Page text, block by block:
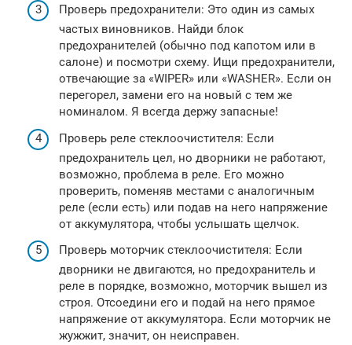
Проверь предохранители: Это один из самых
частых виновников. Найди блок
предохранителей (обычно под капотом или в
салоне) и посмотри схему. Ищи предохранители,
отвечающие за «WIPER» или «WASHER». Если он
перегорел, замени его на новый с тем же
номиналом. Я всегда держу запасные!
Проверь реле стеклоочистителя: Если
предохранитель цел, но дворники не работают,
возможно, проблема в реле. Его можно
проверить, поменяв местами с аналогичным
реле (если есть) или подав на него напряжение
от аккумулятора, чтобы услышать щелчок.
Проверь моторчик стеклоочистителя: Если
дворники не двигаются, но предохранитель и
реле в порядке, возможно, моторчик вышел из
строя. Отсоедини его и подай на него прямое
напряжение от аккумулятора. Если моторчик не
жужжит, значит, он неисправен.